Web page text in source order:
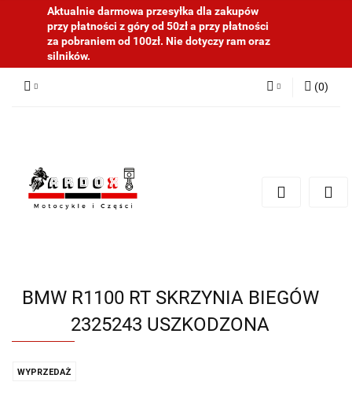
Aktualnie darmowa przesyłka dla zakupów
przy płatności z góry od 50zł a przy płatności
za pobraniem od 100zł. Nie dotyczy ram oraz
silników.
(0)
BMW R1100 RT SKRZYNIA BIEGÓW
2325243 USZKODZONA
WYPRZEDAŻ